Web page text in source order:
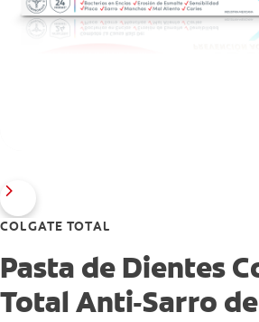
COLGATE TOTAL
Pasta de Dientes
Total Anti-Sarro de